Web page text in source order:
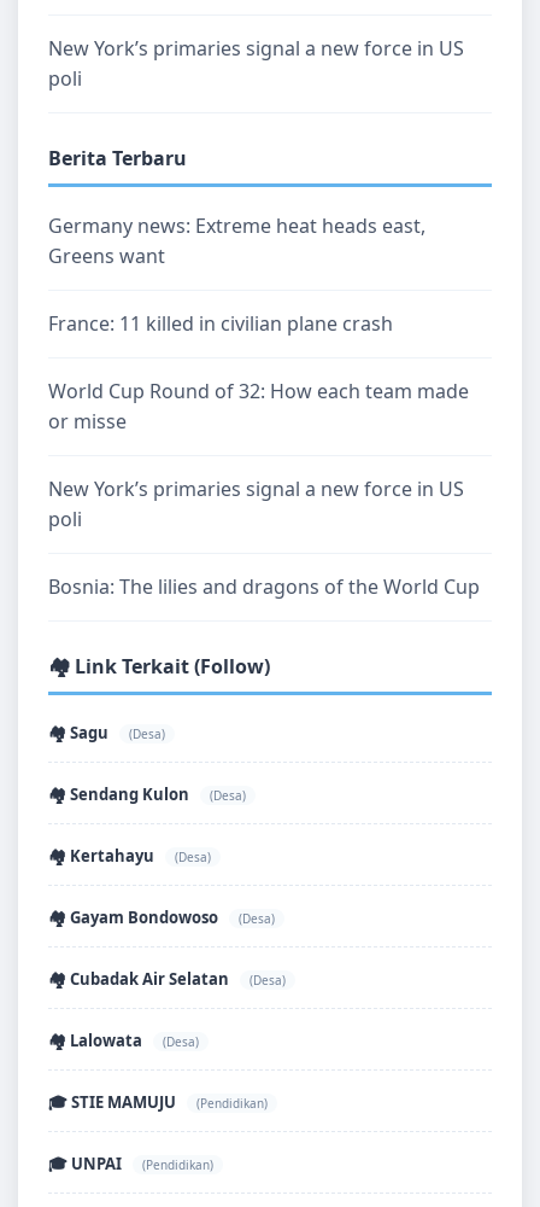
New York’s primaries signal a new force in US
poli
Berita Terbaru
Germany news: Extreme heat heads east,
Greens want
France: 11 killed in civilian plane crash
World Cup Round of 32: How each team made
or misse
New York’s primaries signal a new force in US
poli
Bosnia: The lilies and dragons of the World Cup
🏘️ Link Terkait (Follow)
🏘️ Sagu (Desa)
🏘️ Sendang Kulon (Desa)
🏘️ Kertahayu (Desa)
🏘️ Gayam Bondowoso (Desa)
🏘️ Cubadak Air Selatan (Desa)
🏘️ Lalowata (Desa)
🎓 STIE MAMUJU (Pendidikan)
🎓 UNPAI (Pendidikan)